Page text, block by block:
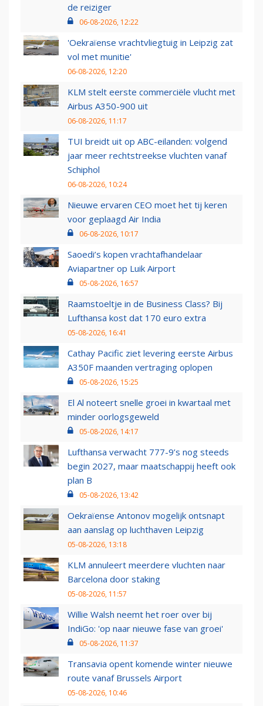
de reiziger
06-08-2026, 12:22
'Oekraïense vrachtvliegtuig in Leipzig zat
vol met munitie'
06-08-2026, 12:20
KLM stelt eerste commerciële vlucht met
Airbus A350-900 uit
06-08-2026, 11:17
TUI breidt uit op ABC-eilanden: volgend
jaar meer rechtstreekse vluchten vanaf
Schiphol
06-08-2026, 10:24
Nieuwe ervaren CEO moet het tij keren
voor geplaagd Air India
06-08-2026, 10:17
Saoedi’s kopen vrachtafhandelaar
Aviapartner op Luik Airport
05-08-2026, 16:57
Raamstoeltje in de Business Class? Bij
Lufthansa kost dat 170 euro extra
05-08-2026, 16:41
Cathay Pacific ziet levering eerste Airbus
A350F maanden vertraging oplopen
05-08-2026, 15:25
El Al noteert snelle groei in kwartaal met
minder oorlogsgeweld
05-08-2026, 14:17
Lufthansa verwacht 777-9’s nog steeds
begin 2027, maar maatschappij heeft ook
plan B
05-08-2026, 13:42
Oekraïense Antonov mogelijk ontsnapt
aan aanslag op luchthaven Leipzig
05-08-2026, 13:18
KLM annuleert meerdere vluchten naar
Barcelona door staking
05-08-2026, 11:57
Willie Walsh neemt het roer over bij
IndiGo: 'op naar nieuwe fase van groei'
05-08-2026, 11:37
Transavia opent komende winter nieuwe
route vanaf Brussels Airport
05-08-2026, 10:46